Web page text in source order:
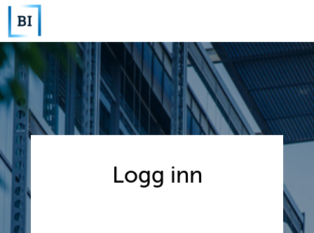
Logg inn